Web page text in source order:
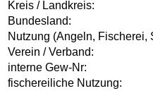
Kreis / Landkreis:
Bundesland:
Nutzung (Angeln, Fischerei,
Verein / Verband:
interne Gew-Nr:
fischereiliche Nutzung: